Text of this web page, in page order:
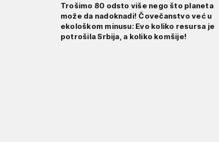
Trošimo 80 odsto više nego što planeta
može da nadoknadi! Čovečanstvo već u
ekološkom minusu: Evo koliko resursa je
potrošila Srbija, a koliko komšije!